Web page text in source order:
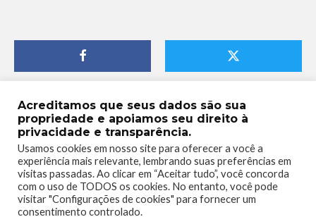
Acreditamos que seus dados são sua
propriedade e apoiamos seu direito à
privacidade e transparência.
Usamos cookies em nosso site para oferecer a você a
experiência mais relevante, lembrando suas preferências em
visitas passadas. Ao clicar em “Aceitar tudo”, você concorda
com o uso de TODOS os cookies. No entanto, você pode
visitar "Configurações de cookies" para fornecer um
consentimento controlado.